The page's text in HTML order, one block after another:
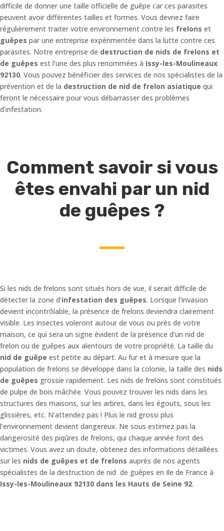
difficile de donner une taille officielle de guêpe car ces parasites
peuvent avoir différentes tailles et formes. Vous devriez faire
régulièrement traiter votre environnement contre les frelons et
guêpes par une entreprise expérimentée dans la lutte contre ces
parasites. Notre entreprise de destruction de nids de frelons et
de guêpes est l’une des plus renommées à Issy-les-Moulineaux
92130. Vous pouvez bénéficier des services de nos spécialistes de la
prévention et de la destruction de nid de frelon asiatique qui
feront le nécessaire pour vous débarrasser des problèmes
d’infestation.
Comment savoir si vous
êtes envahi par un nid
de guêpes ?
Si les nids de frelons sont situés hors de vue, il serait difficile de
détecter la zone d’infestation des guêpes. Lorsque l’invasion
devient incontrôlable, la présence de frelons deviendra clairement
visible. Les insectes voleront autour de vous ou près de votre
maison, ce qui sera un signe évident de la présence d’un nid de
frelon ou de guêpes aux alentours de votre propriété. La taille du
nid de guêpe est petite au départ. Au fur et à mesure que la
population de frelons se développe dans la colonie, la taille des nids
de guêpes grossie rapidement. Les nids de frelons sont constitués
de pulpe de bois mâchée. Vous pouvez trouver les nids dans les
structures des maisons, sur les arbres, dans les égouts, sous les
glissières, etc. N’attendez pas ! Plus le nid grossi plus
l’environnement devient dangereux. Ne sous estimez pas la
dangerosité des piqûres de frelons, qui chaque année font des
victimes. Vous avez un doute, obtenez des informations détaillées
sur les nids de guêpes et de frelons auprès de nos agents
spécialistes de la destruction de nid de guêpes en Ile de France à
Issy-les-Moulineaux 92130 dans les Hauts de Seine 92.